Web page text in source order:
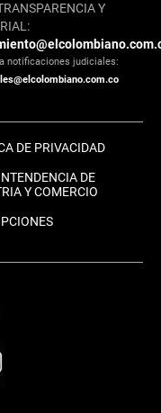
Y
notificaciones judiciales:
DE PRIVACIDAD
DE
Y COMERCIO